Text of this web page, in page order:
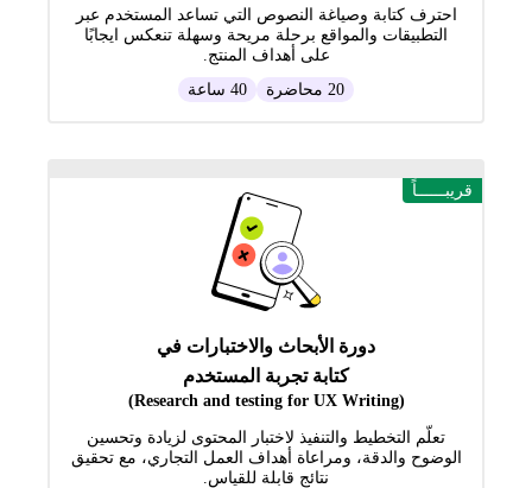
احترف كتابة وصياغة النصوص التي تساعد المستخدم عبر
التطبيقات والمواقع برحلة مريحة وسهلة تنعكس ايجابًا
على أهداف المنتج.
20 محاضرة
40 ساعة
قريبــــــاً
دورة الأبحاث والاختبارات في
كتابة تجربة المستخدم
(Research and testing for UX Writing)
تعلّم التخطيط والتنفيذ لاختبار المحتوى لزيادة وتحسين
الوضوح والدقة، ومراعاة أهداف العمل التجاري، مع تحقيق
نتائج قابلة للقياس.